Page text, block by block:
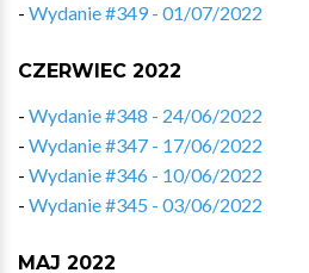
- Wydanie #349 - 01/07/2022
CZERWIEC 2022
- Wydanie #348 - 24/06/2022
- Wydanie #347 - 17/06/2022
- Wydanie #346 - 10/06/2022
- Wydanie #345 - 03/06/2022
MAJ 2022